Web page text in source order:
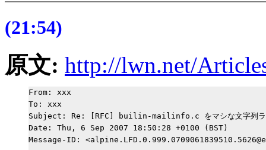
(21:54)
原文: http://lwn.net/
From: xxx
To: xxx
Subject: Re: [RFC] builin-mailinfo.c をマシな文字列ライ
Date: Thu, 6 Sep 2007 18:50:28 +0100 (BST)
Message-ID: